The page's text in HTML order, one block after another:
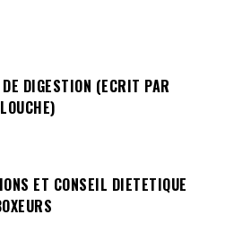
DIGESTION (ECRIT PAR
ET CONSEIL DIETETIQUE